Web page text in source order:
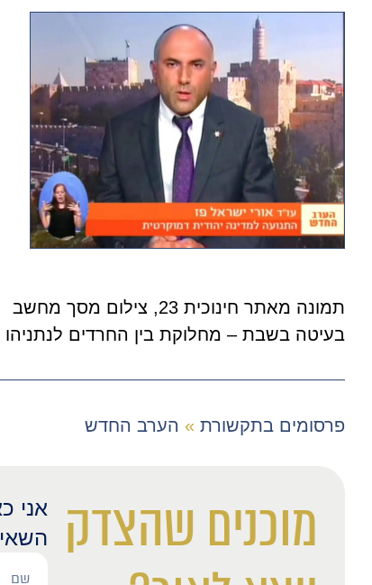
תמונה מאתר חינוכית 23, צילום מסך מחשב
בעיטה בשבת – מחלוקת בין החרדים
פרסומים בתקשורת » הערב החדש
מוכנים שהצדק
אני